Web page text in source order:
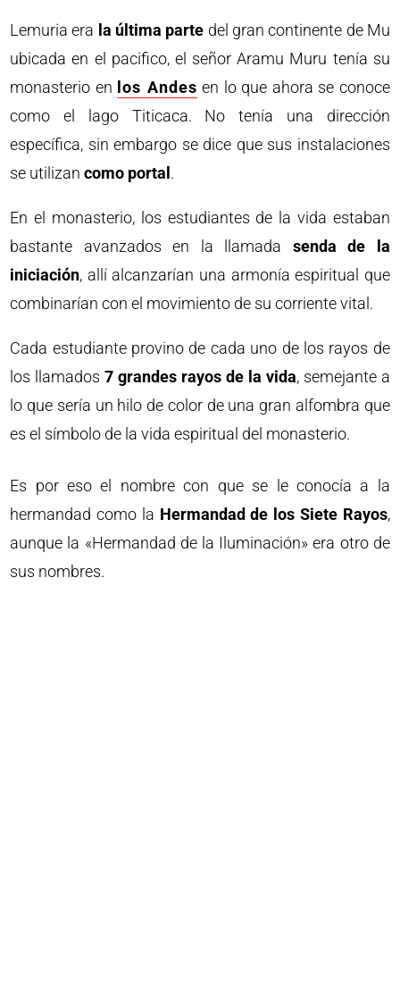
Lemuria era la última parte del gran continente de Mu
ubicada en el pacifico, el señor Aramu Muru tenía su
monasterio en los Andes en lo que ahora se conoce
como el lago Titicaca. No tenía una dirección
específica, sin embargo se dice que sus instalaciones
se utilizancomo portal .
En el monasterio, los estudiantes de la vida estaban
bastante avanzados en la llamada senda de la
iniciación, allí alcanzarían una armonía espiritual que
combinarían con el movimiento de su corriente vital.
Cada estudiante provino de cada uno de los rayos de
los llamados7 grandes rayos de la vida, semejante a
lo que sería un hilo de color de una gran alfombra que
es el símbolo de la vida espiritual del monasterio.
Es por eso el nombre con que se le conocía a la
hermandad como la Hermandad de los Siete Rayos,
aunque la «Hermandad de la Iluminación» era otro de
sus nombres.